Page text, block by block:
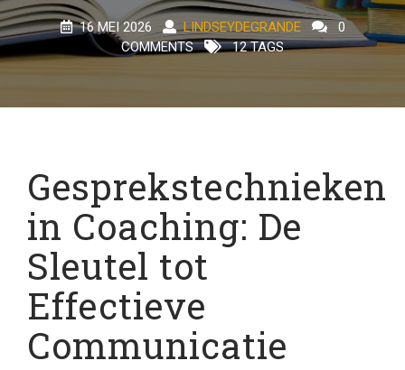
16 MEI 2026 LINDSEYDEGRANDE
0
COMMENTS
12 TAGS
Gesprekstechnieken
in Coaching: De
Sleutel tot
Effectieve
Communicatie